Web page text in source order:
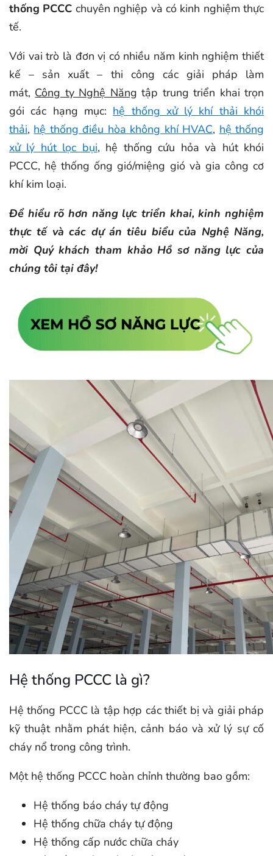
thống PCCC chuyên nghiệp và có kinh nghiệm thực
tế.
Với vai trò là đơn vị có nhiều năm kinh nghiệm thiết
kế – sản xuất – thi công các giải pháp làm
mát, Công ty Nghệ Năng tập trung triển khai trọn
gói các hạng mục: hệ thống xử lý khí thải khói
thải, hệ thống điều hòa không khí HVAC, hệ thống
xử lý hút lọc bụi, hệ thống cứu hỏa và hút khói
PCCC, hệ thống ống gió/miệng gió và gia công cơ
khí kim loại.
Để hiểu rõ hơn năng lực triển khai, kinh nghiệm
thực tế và các dự án tiêu biểu của Nghệ Năng,
mời Quý khách tham khảo Hồ sơ năng lực của
chúng tôi tại đây!
Hệ thống PCCC là gì?
Hệ thống PCCC là tập hợp các thiết bị và giải pháp
kỹ thuật nhằm phát hiện, cảnh báo và xử lý sự cố
cháy nổ trong công trình.
Một hệ thống PCCC hoàn chỉnh thường bao gồm:
Hệ thống báo cháy tự động
Hệ thống chữa cháy tự động
Hệ thống cấp nước chữa cháy